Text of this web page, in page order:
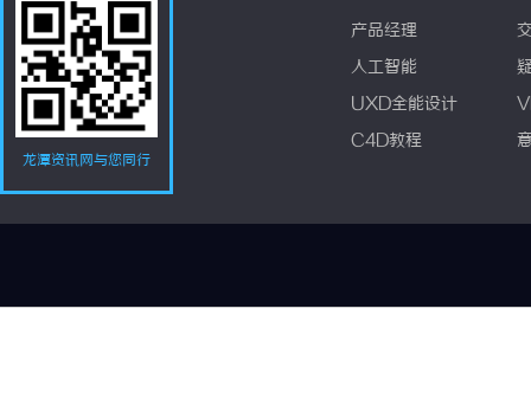
龙潭资讯网与您同行
产品经理
人工智能
UXD全能设计
C4D教程